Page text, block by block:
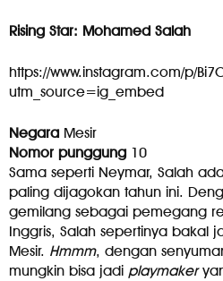
Rising Star: Mohamed Salah
https://www.instagram.com/p/
utm_source=ig_embed
Negara Mesir
Nomor punggung 10
Sama seperti Neymar, Salah
paling dijagokan tahun ini.
gemilang sebagai pemegang
Inggris, Salah sepertinya bakal
Mesir. Hmmm, dengan
mungkin bisa jadi playmaker